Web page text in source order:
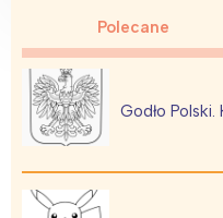
Polecane
Godło Polski.